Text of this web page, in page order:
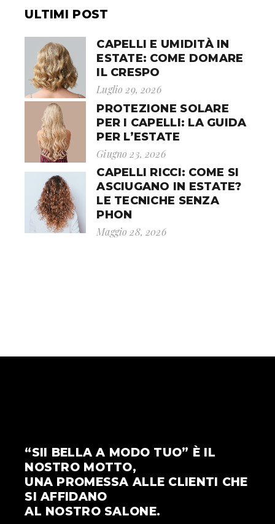
ULTIMI POST
CAPELLI E UMIDITÀ IN
ESTATE: COME DOMARE
IL CRESPO
Luglio 29, 2026
PROTEZIONE SOLARE
PER I CAPELLI: LA GUIDA
PER L’ESTATE
Giugno 23, 2026
CAPELLI RICCI: COME SI
ASCIUGANO IN ESTATE?
LE TECNICHE SENZA
PHON
Maggio 28, 2026
“SII BELLA A MODO TUO” È IL
NOSTRO MOTTO,
UNA PROMESSA ALLE CLIENTI CHE
SI AFFIDANO
AL NOSTRO SALONE.